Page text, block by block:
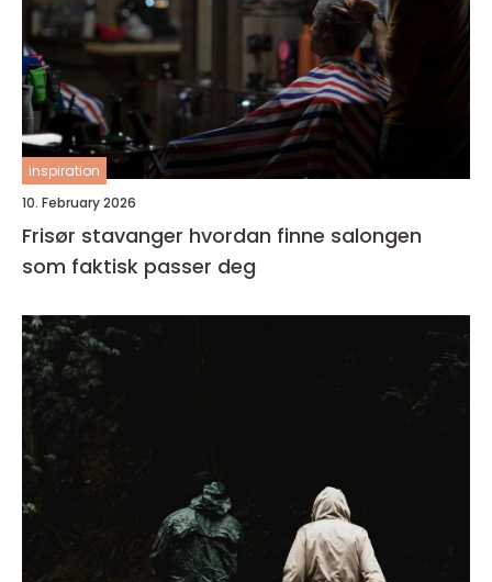
inspiration
10. February 2026
Frisør stavanger hvordan finne salongen
som faktisk passer deg